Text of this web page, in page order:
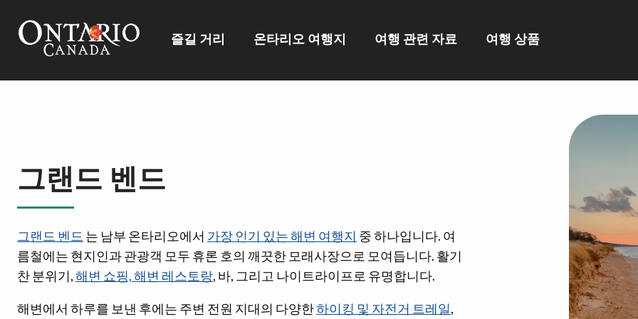
즐길 거리 온타리오 여행지 여행 관련 자료 여행 상품
그랜드 벤드
그랜드 벤드 는 남부 온타리오에서 가장 인기 있는 해변 여행지 중 하나입니다. 여
름철에는 현지인과 관광객 모두 휴론 호의 깨끗한 모래사장으로 모여듭니다. 활기
찬 분위기,해변 쇼핑, 해변 레스토랑, 바, 그리고 나이트라이프로 유명합니다.
해변에서 하루를 보낸 후에는 주변 전원 지대의 다양한하이킹 및 자전거 트레일,